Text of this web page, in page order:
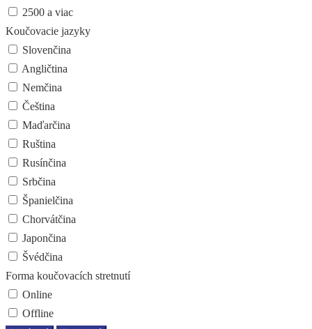
2500 a viac
Koučovacie jazyky
Slovenčina
Angličtina
Nemčina
Čeština
Maďarčina
Ruština
Rusínčina
Srbčina
Španielčina
Chorvátčina
Japončina
Švédčina
Forma koučovacích stretnutí
Online
Offline